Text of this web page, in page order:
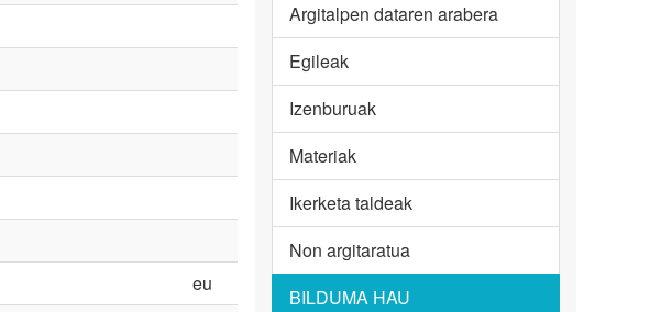
eu
Argitalpen dataren arabera
Egileak
Izenburuak
Materiak
Ikerketa taldeak
Non argitaratua
BILDUMA HAU